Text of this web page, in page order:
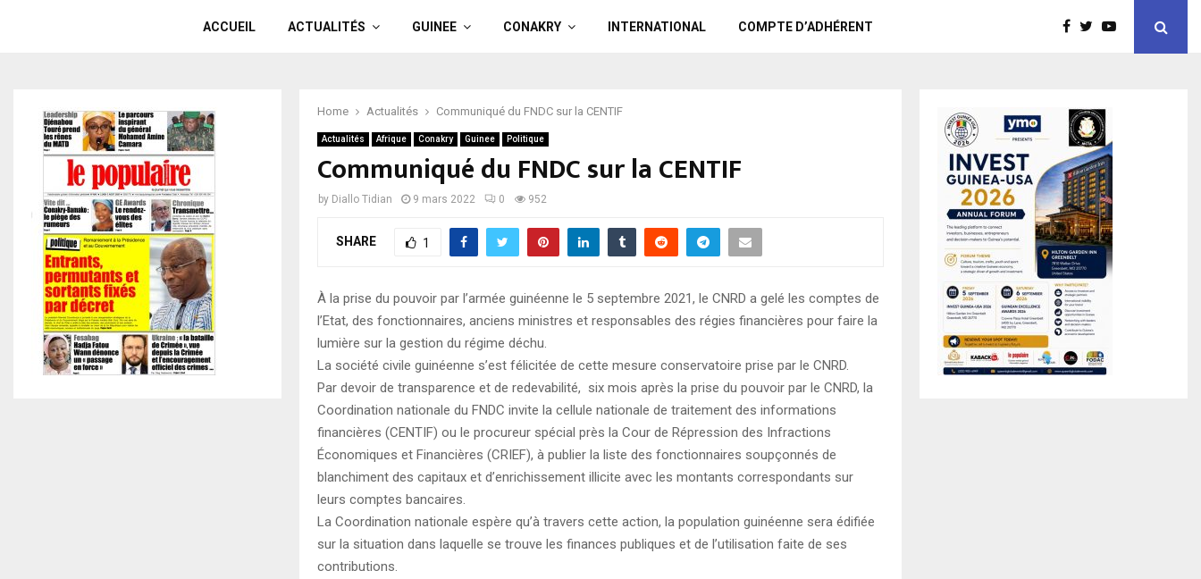
ACCUEIL ACTUALITÉS GUINEE CONAKRY INTERNATIONAL COMPTE D’ADHÉRENT
Home Actualités Communiqué du FNDC sur la CENTIF
Actualités Afrique Conakry Guinee Politique
Communiqué du FNDC sur la CENTIF
by Diallo Tidian 9 mars 2022 0 952
SHARE 1
À la prise du pouvoir par l’armée guinéenne le 5 septembre 2021, le CNRD a gelé les comptes de
l’Etat, des fonctionnaires, anciens ministres et responsables des régies financières pour faire la
lumière sur la gestion du régime déchu.
La société civile guinéenne s’est félicitée de cette mesure conservatoire prise par le CNRD.
Par devoir de transparence et de redevabilité, six mois après la prise du pouvoir par le CNRD, la
Coordination nationale du FNDC invite la cellule nationale de traitement des informations
financières (CENTIF) ou le procureur spécial près la Cour de Répression des Infractions
Économiques et Financières (CRIEF), à publier la liste des fonctionnaires soupçonnés de
blanchiment des capitaux et d’enrichissement illicite avec les montants correspondants sur
leurs comptes bancaires.
La Coordination nationale espère qu’à travers cette action, la population guinéenne sera édifiée
sur la situation dans laquelle se trouve les finances publiques et de l’utilisation faite de ses
contributions.